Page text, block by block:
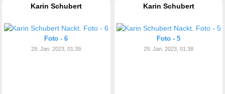
Karin Schubert
Foto - 6
29. Jan. 2023, 01:39
Karin Schubert
Foto - 5
29. Jan. 2023, 01:38